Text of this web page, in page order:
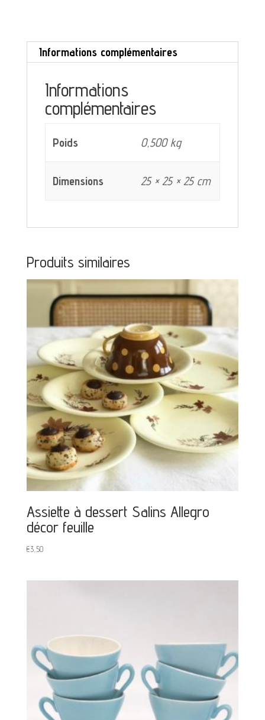
Sortilège
décor
Informations complémentaires
Informations
complémentaires
Poids 0,500 kg
Dimensions 25 × 25 × 25 cm
Produits similaires
Assiette à dessert Salins Allegro
décor feuille
€3,50